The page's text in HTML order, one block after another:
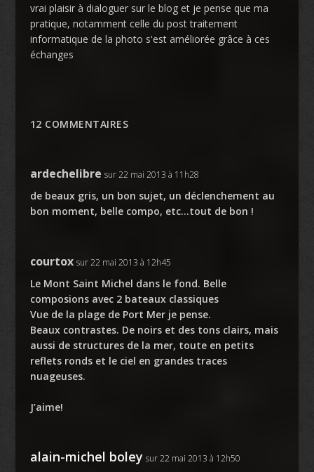
vrai plaisir à dialoguer sur le blog et je pense que ma
pratique, notamment celle du post traitement
informatique de la photo s'est améliorée grâce à ces
échanges
12 COMMENTAIRES
ardechelibre sur 22 mai 2013 à 11h28
de beaux gris, un bon sujet, un déclenchement au
bon moment, belle compo, etc…tout de bon !
courtox sur 22 mai 2013 à 12h45
Le Mont Saint Michel dans le fond. Belle
composions avec 2 bateaux classiques
Vue de la plage de Port Mer je pense.
Beaux contrastes. De noirs et des tons clairs, mais
aussi de structures de la mer, toute en petits
reflets ronds et le ciel en grandes traces
nuageuses.
J’aime!
alain-michel boley sur 22 mai 2013 à 12h50